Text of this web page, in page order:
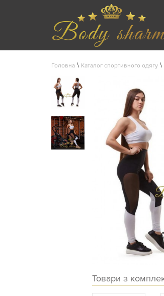
Головна \ Каталог спортивного одягу \
Товари з